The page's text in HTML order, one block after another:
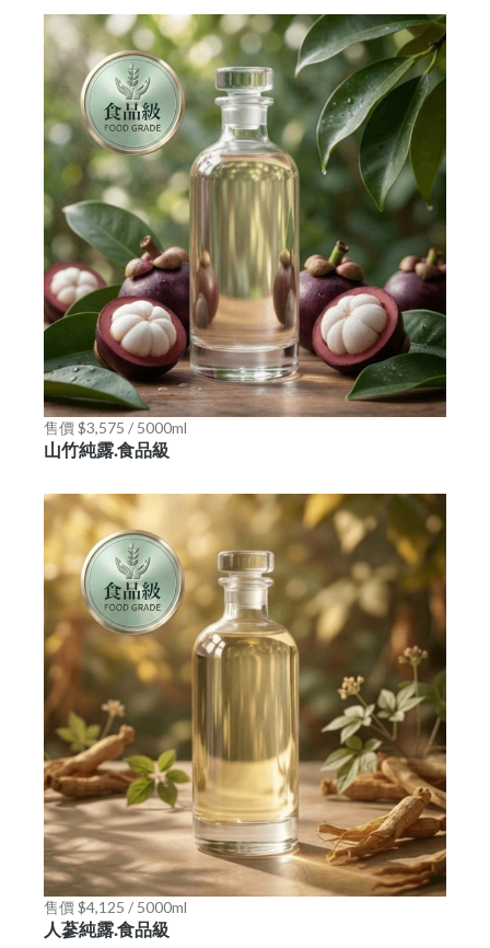
售價 $3,575 / 5000ml
山竹純露.食品級
售價 $4,125 / 5000ml
人蔘純露.食品級